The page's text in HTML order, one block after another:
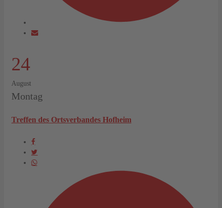
24
August
Montag
Treffen des Ortsverbandes Hofheim